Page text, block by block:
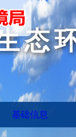
态
基础信息